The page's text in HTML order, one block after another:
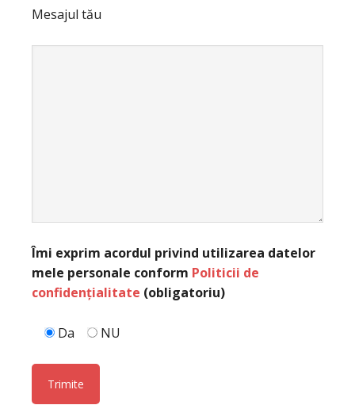
Mesajul tău
Îmi exprim acordul privind utilizarea datelor
mele personale conform Politicii de
confidențialitate (obligatoriu)
Da NU